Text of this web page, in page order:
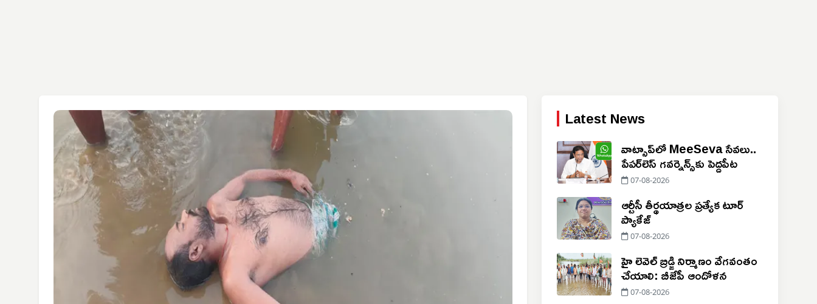
Latest News
వాట్సాప్‌లో MeeSeva సేవలు..
పేపర్‌లెస్ గవర్నెన్స్‌కు పెద్దపీట
07-08-2026
ఆర్టీసీ తీర్థయాత్రల ప్రత్యేక టూర్
ప్యాకేజ్
07-08-2026
హై లెవెల్ బ్రిడ్జి నిర్మాణం వేగవంతం
చేయాలి: బీజేపీ ఆందోళన
07-08-2026